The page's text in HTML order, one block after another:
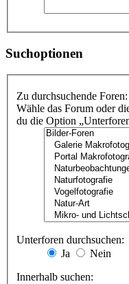
Suchoptionen
Zu durchsuchende Foren:
Wähle das Forum oder
du die Option
Unterforen durchsuchen:
Ja
Nein
Innerhalb suchen: